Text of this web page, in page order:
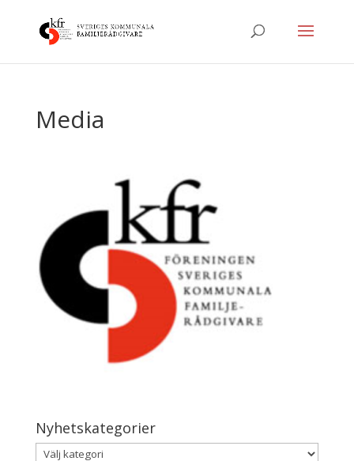
Media
Nyhetskategorier
Nyhetskategorier